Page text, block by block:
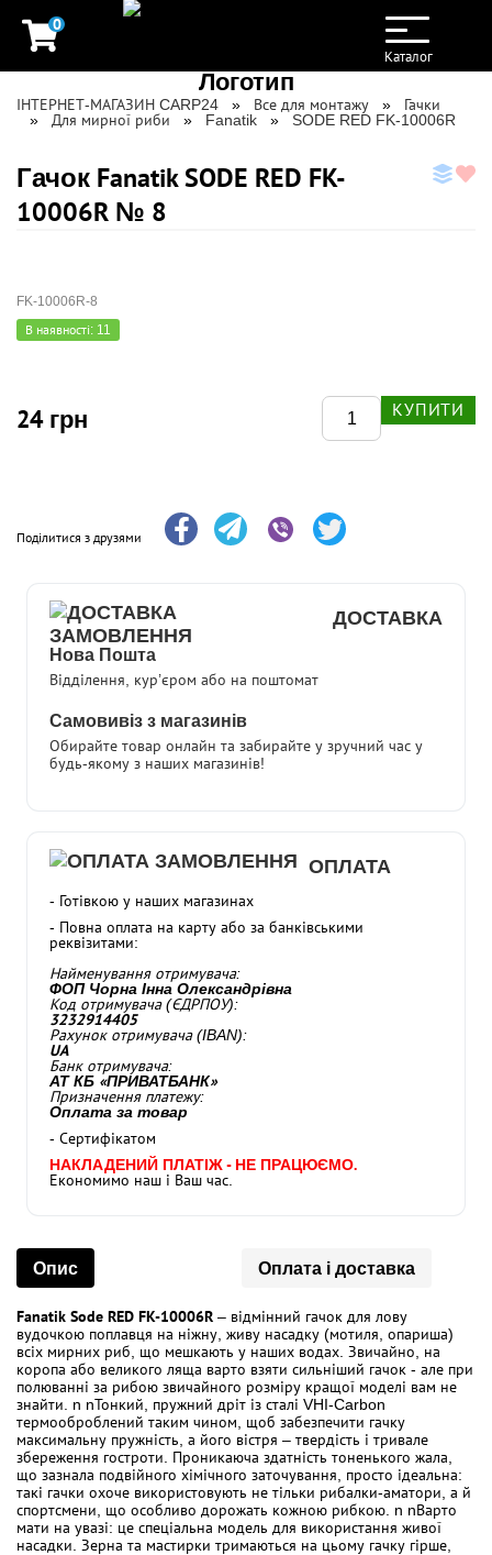
0
Toggle
navigation
Каталог
ІНТЕРНЕТ-МАГАЗИН CARP24 Все для монтажу
Гачки
Для мирної риби
Fanatik SODE RED FK-10006R
Гачок Fanatik SODE RED FK-
10006R № 8
FK-10006R-8
В наявності: 11
24 грн КУПИТИ
Поділитися з друзями
ДОСТАВКА
Нова Пошта
Відділення, кур’єром або на поштомат
Самовивіз з магазинів
Обирайте товар онлайн та забирайте у зручний час у
будь-якому з наших магазинів!
ОПЛАТА
- Готівкою у наших магазинах
- Повна оплата на карту або за банківськими
реквізитами:
Найменування отримувача:
ФОП Чорна Інна Олександрівна
Код отримувача (ЄДРПОУ):
3232914405
Рахунок отримувача (IBAN):
UA
Банк отримувача:
АТ КБ «ПРИВАТБАНК»
Призначення платежу:
Оплата за товар
- Сертифікатом
НАКЛАДЕНИЙ ПЛАТІЖ - НЕ ПРАЦЮЄМО.
Економимо наш і Ваш час.
Опис Оплата і доставка
Fanatik Sode RED FK-10006R – відмінний гачок для лову
вудочкою поплавця на ніжну, живу насадку (мотиля, опариша)
всіх мирних риб, що мешкають у наших водах. Звичайно, на
коропа або великого ляща варто взяти сильніший гачок - але при
полюванні за рибою звичайного розміру кращої моделі вам не
знайти. n nТонкий, пружний дріт із сталі VHI-Carbon
термооброблений таким чином, щоб забезпечити гачку
максимальну пружність, а його вістря – твердість і тривале
збереження гостроти. Проникаюча здатність тоненького жала,
що зазнала подвійного хімічного заточування, просто ідеальна:
такі гачки охоче використовують не тільки рибалки-аматори, а й
спортсмени, що особливо дорожать кожною рибкою. n nВарто
мати на увазі: це спеціальна модель для використання живої
насадки. Зерна та мастирки тримаються на цьому гачку гірше,